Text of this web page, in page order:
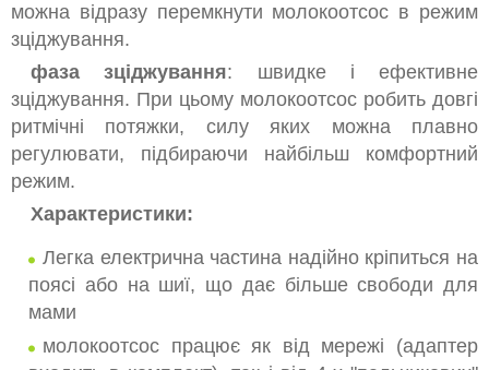
можна відразу перемкнути молокоотсос в режим
зціджування.
фаза зціджування: швидке і ефективне
зціджування. При цьому молокоотсос робить довгі
ритмічні потяжки, силу яких можна плавно
регулювати, підбираючи найбільш комфортний
режим.
Характеристики:
Легка електрична частина надійно кріпиться на
поясі або на шиї, що дає більше свободи для
мами
молокоотсос працює як від мережі (адаптер